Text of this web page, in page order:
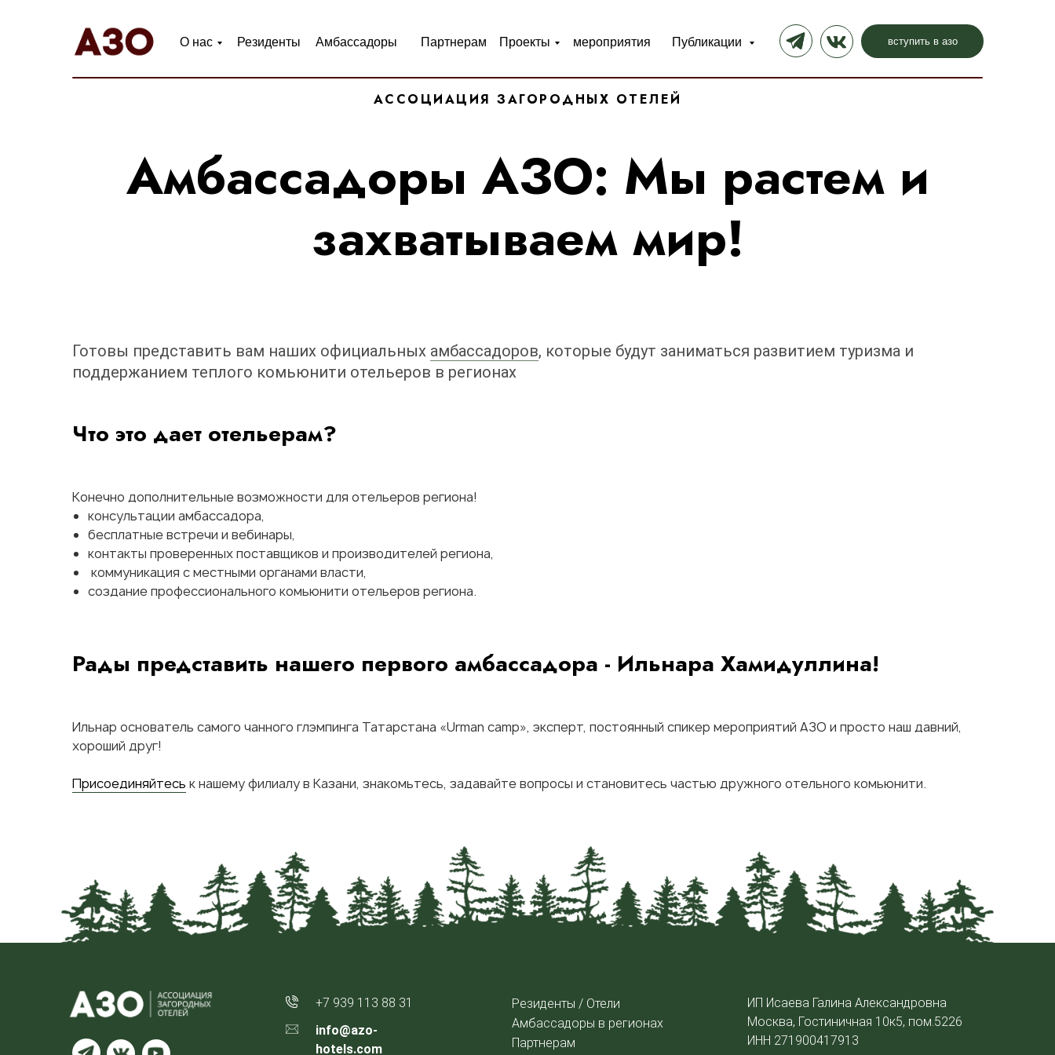
вступить в азо
О нас Резиденты Амбассадоры Партнерам Проекты мероприятия Публикации
АССОЦИАЦИЯ ЗАГОРОДНЫХ ОТЕЛЕЙ
Амбассадоры АЗО: Мы растем и
захватываем мир!
Готовы представить вам наших официальных амбассадоров, которые будут заниматься развитием туризма и
поддержанием теплого комьюнити отельеров в регионах
Что это дает отельерам?
Конечно дополнительные возможности для отельеров региона!
консультации амбассадора,
бесплатные встречи и вебинары,
контакты проверенных поставщиков и производителей региона,
коммуникация с местными органами власти,
создание профессионального комьюнити отельеров региона.
Рады представить нашего первого амбассадора - Ильнара Хамидуллина!
Ильнар основатель самого чанного глэмпинга Татарстана «Urman camp», эксперт, постоянный спикер мероприятий АЗО и просто наш давний,
хороший друг!
Присоединяйтесь к нашему филиалу в Казани, знакомьтесь, задавайте вопросы и становитесь частью дружного отельного комьюнити.
+7 939 113 88 31
info@azo-
hotels.com
Резиденты / Отели
Амбассадоры в регионах
Партнерам
ИП Исаева Галина Александровна
Москва, Гостиничная 10к5, пом.5226
ИНН 271900417913